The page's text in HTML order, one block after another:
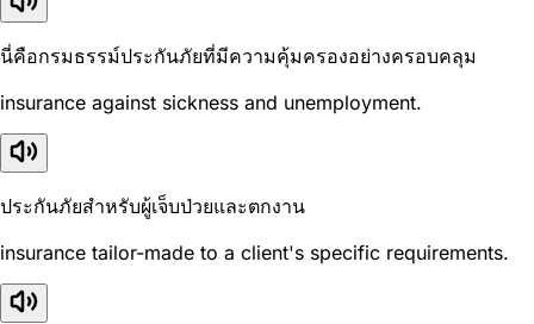
นี่คือกรมธรรม์ประกันภัยที่มีความคุ้มครองอย่างครอบคลุม
insurance against sickness and unemployment.
ประกันภัยสำหรับผู้เจ็บป่วยและตกงาน
insurance tailor-made to a client's specific requirements.